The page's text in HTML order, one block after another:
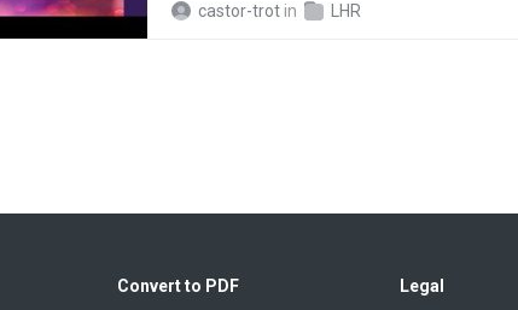
castor-trot in LHR
3.5 MB